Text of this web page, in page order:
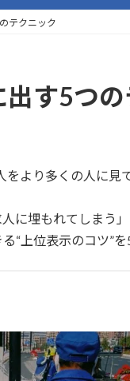
テクニック
す5つ
より多くの人に見
に埋もれてしまう
“上位表示のコツ”を